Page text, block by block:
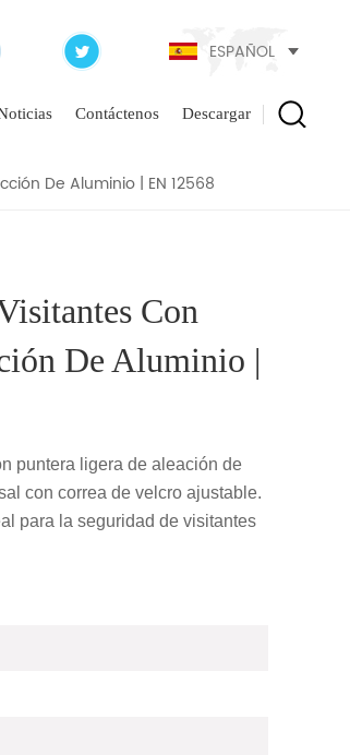
ESPAÑOL
Contáctenos Descargar
PUNTERA |
| EN 12568
De Aluminio | EN 12568
Con
De Aluminio |
puntera ligera de aleación de
con correa de velcro ajustable.
para la seguridad de visitantes